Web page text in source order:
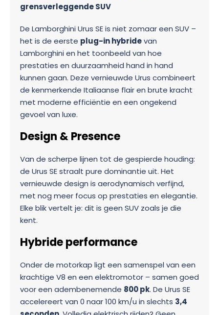
grensverleggende SUV
De Lamborghini Urus SE is niet zomaar een SUV –
het is de eerste plug-in hybridevan
Lamborghini en het toonbeeld van hoe
prestaties en duurzaamheid hand in hand
kunnen gaan. Deze vernieuwde Urus combineert
de kenmerkende Italiaanse flair en brute kracht
met moderne efficiëntie en een ongekend
gevoel van luxe.
Design & Presence
Van de scherpe lijnen tot de gespierde houding:
de Urus SE straalt pure dominantie uit. Het
vernieuwde design is aerodynamisch verfijnd,
met nog meer focus op prestaties en elegantie.
Elke blik vertelt je: dit is geen SUV zoals je die
kent.
Hybride performance
Onder de motorkap ligt een samenspel van een
krachtige V8 en een elektromotor – samen goed
voor een adembenemende 800 pk. De Urus SE
accelereert van 0 naar 100 km/u in slechts 3,4